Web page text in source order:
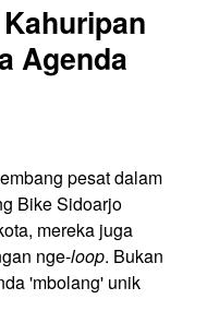
Agenda
pesat dalam
Bike Sidoarjo
mereka juga
nge-loop. Bukan
'mbolang' unik